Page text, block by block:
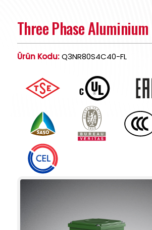
Three Phase
Ürün Kodu:Q3NR80S4C40-FL